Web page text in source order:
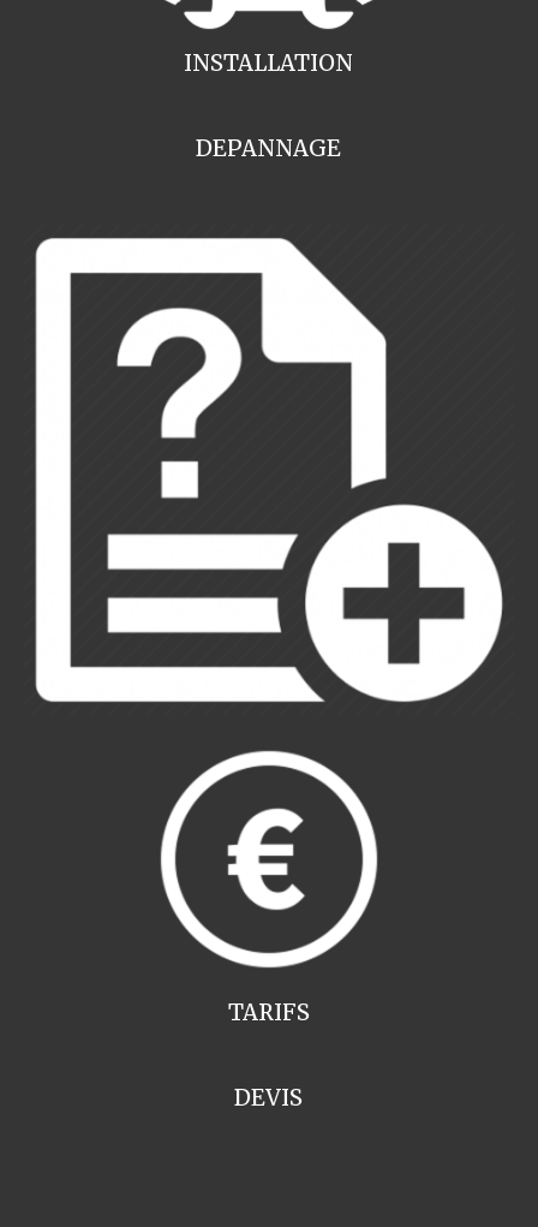
INSTALLATION
DEPANNAGE
TARIFS
DEVIS